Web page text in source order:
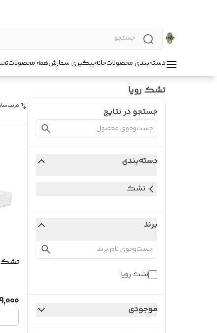
دسته‌بندی محصولاتخانهپیگیری سفارشهمه محصولات
تشک رویا
جستجو در نتایج
دسته‌بندی
تشک
برند
تشک رویا
موجودی
تشک